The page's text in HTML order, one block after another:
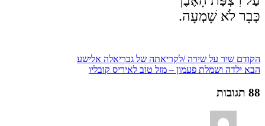
כְּבָר לֹא שָׁמְעָה.
הקודם שיר על שירה /לקריאתה של גבריאלה אלישע
הבא ילדה ושמלת פעמון – מזל טוב לאיריס קובליו
88 תגובות